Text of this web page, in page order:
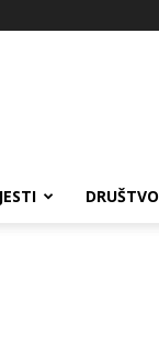
DRUŠTVO